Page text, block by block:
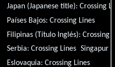
Japan (Japanese title):Crossing
Países Bajos:Crossing Lines
Filipinas (Título Inglés):Crossing
Serbia:Crossing Lines Singapur
Eslovaquia:Crossing Lines